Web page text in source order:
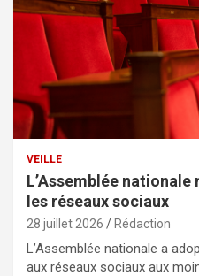
VEILLE
L’Assemblée nationale
les réseaux sociaux
28 juillet 2026 Rédaction
L’Assemblée nationale a
aux réseaux sociaux aux